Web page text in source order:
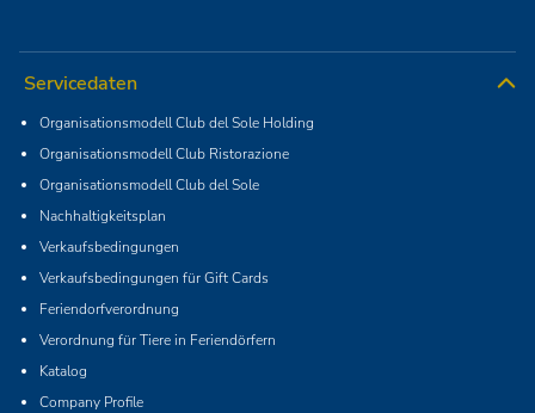
Servicedaten
Organisationsmodell Club del Sole Holding
Organisationsmodell Club Ristorazione
Organisationsmodell Club del Sole
Nachhaltigkeitsplan
Verkaufsbedingungen
Verkaufsbedingungen für Gift Cards
Feriendorfverordnung
Verordnung für Tiere in Feriendörfern
Katalog
Company Profile